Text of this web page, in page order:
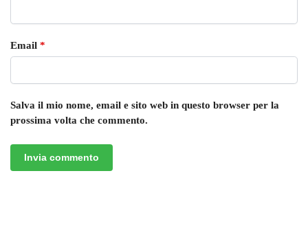
Email *
Salva il mio nome, email e sito web in questo browser per la
prossima volta che commento.